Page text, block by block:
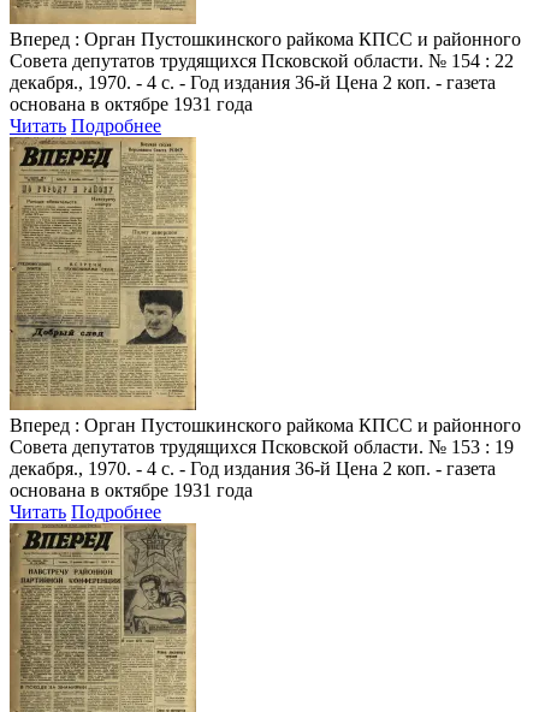
Вперед : Орган Пустошкинского райкома КПСС и районного
Совета депутатов трудящихся Псковской области. № 154 : 22
декабря., 1970. - 4 с. - Год издания 36-й Цена 2 коп. - газета
основана в октябре 1931 года
Читать Подробнее
Вперед : Орган Пустошкинского райкома КПСС и районного
Совета депутатов трудящихся Псковской области. № 153 : 19
декабря., 1970. - 4 с. - Год издания 36-й Цена 2 коп. - газета
основана в октябре 1931 года
Читать Подробнее